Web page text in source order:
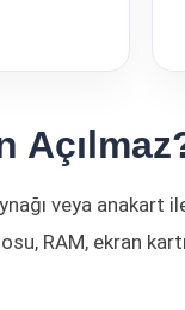
veya anakart
RAM, ekran